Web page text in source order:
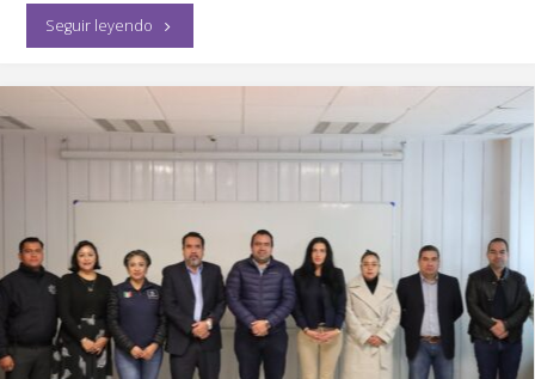
Seguir leyendo"Encabezó
de
350
Calentadores
para
30